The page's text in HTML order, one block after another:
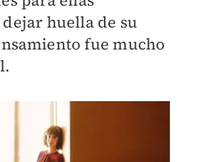
huella de su
fue mucho